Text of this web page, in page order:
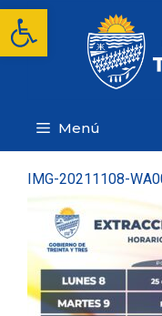
Abrir barra
Saltar
contenido
Menú
IMG-20211108-